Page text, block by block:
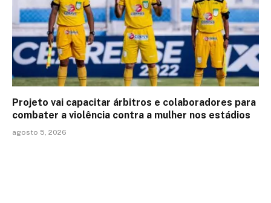
Projeto vai capacitar árbitros e colaboradores para
combater a violência contra a mulher nos estádios
agosto 5, 2026